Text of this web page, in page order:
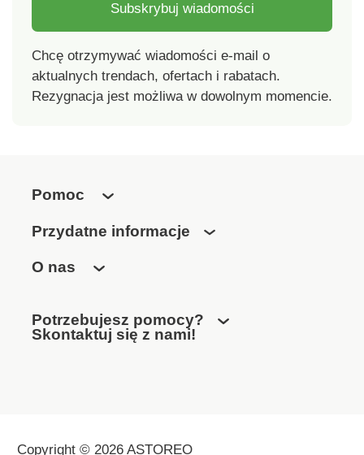
Subskrybuj wiadomości
Chcę otrzymywać wiadomości e-mail o
aktualnych trendach, ofertach i rabatach.
Rezygnacja jest możliwa w dowolnym momencie.
Pomoc
Przydatne informacje
O nas
Potrzebujesz pomocy?
Skontaktuj się z nami!
Copyright © 2026 ASTOREO